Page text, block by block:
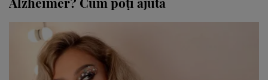
Alzheimer? Cum poți ajuta